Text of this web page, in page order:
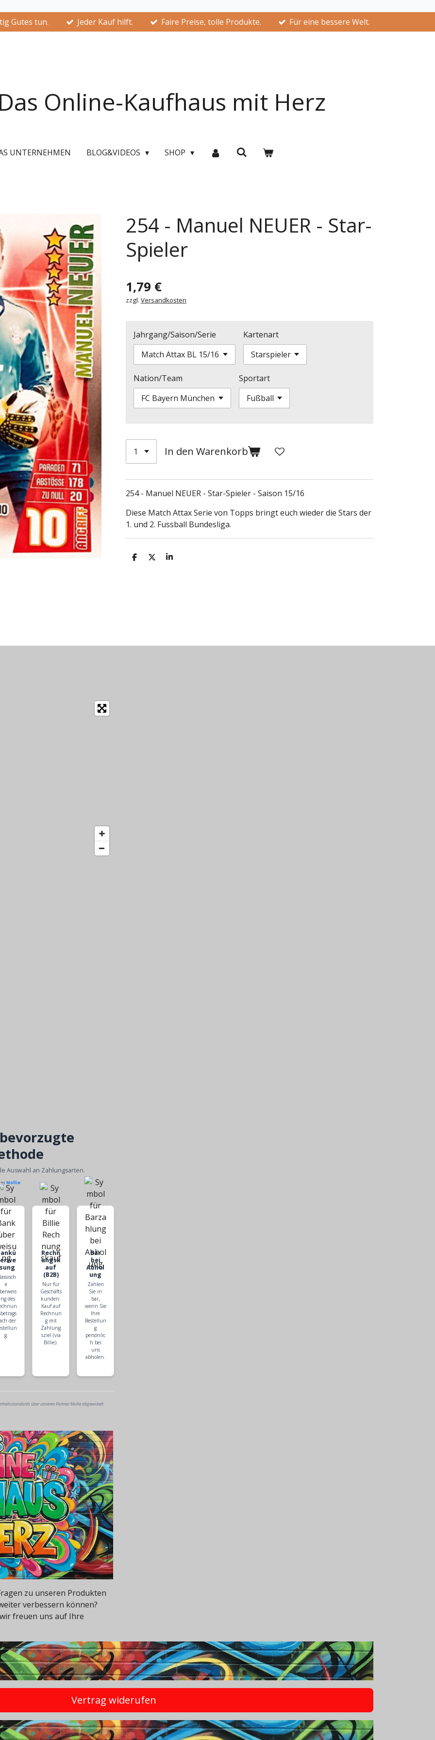
Gutes tun. Jeder Kauf hilft. Faire Preise, tolle Produkte. Für eine bessere Welt.
Das Online-Kaufhaus mit Herz
UNTERNEHMEN BLOG&VIDEOS SHOP
254 - Manuel NEUER - Star-
Spieler
1,79 €
zzgl. Versandkosten
Jahrgang/Saison/Serie Kartenart
Nation/Team Sportart
In den Warenkorb
254 - Manuel NEUER - Star-Spieler - Saison 15/16
Diese Match Attax Serie von Topps bringt euch wieder die Stars der
1. und 2. Fussball Bundesliga.
T
T
T
Auswahl an Zahlungsarten.
Mollie
e
des
der
g.
Rechn
ungsk
auf
(B2B)
Nur für
Geschäfts
kunden:
Kauf auf
Rechnun
g mit
Zahlung
sziel (via
Billie).
Bar
bei
Abhol
ung
Zahlen
Sie in
bar,
wenn Sie
Ihre
Bestellun
g
persönlic
h bei
uns
abholen.
über unseren Partner Mollie abgewickelt.
zu unseren Produkten
verbessern können?
freuen uns auf Ihre
Vertrag widerufen